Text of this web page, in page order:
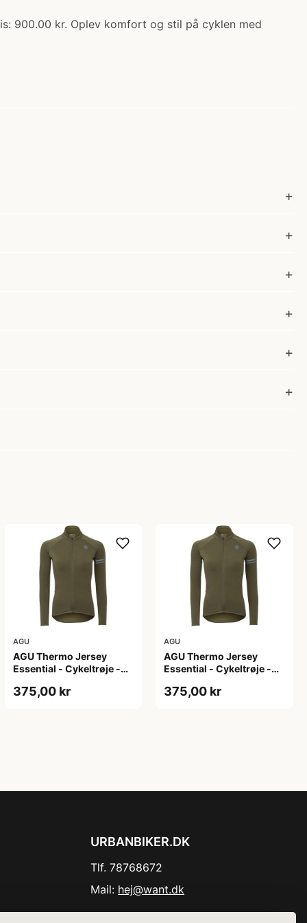
900.00 kr. Oplev komfort og stil på cyklen med
AGU
AGU Thermo Jersey
Essential - Cykeltrøje -
XL
375,00 kr
AGU
AGU Thermo Jersey
Essential - Cykeltrøje -
XXL
375,00 kr
URBANBIKER.DK
Tlf. 78768672
Mail: hej@want.dk